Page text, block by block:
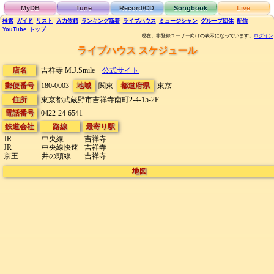
MyDB Tune Record/CD Songbook Live
検索 ガイド リスト 入力依頼 ランキング新着 ライブハウス ミュージシャン グループ団体 配信
YouTube
トップ
現在、非登録ユーザー向けの表示になっています。 ログイン
ライブハウス スケジュール
店名 吉祥寺 M.J.Smile 公式サイト
郵便番号
180-0003 地域 関東 都道府県
東京
住所
東京都武蔵野市吉祥寺南町2-4-15-2F
電話番号
0422-24-6541
鉄道会社
JR
JR
京王
路線
中央線
中央線快速
井の頭線
最寄り駅
吉祥寺
吉祥寺
吉祥寺
地図